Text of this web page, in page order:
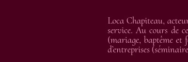
Loca Chapiteau,
service. Au cours de
(mariage, baptême et
d’entreprises